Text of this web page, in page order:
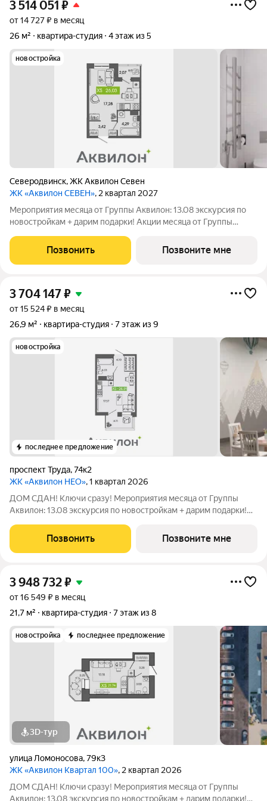
3 514 051 ₽
от 14 727 ₽ в месяц
26 м²
квартира-студия 4 этаж из 5
новостройка
Северодвинск,ЖК Аквилон Севен
ЖК «Аквилон СЕВЕН», 2 квартал 2027
Мероприятия месяца от Группы Аквилон: 13.08 экскурсия по
новостройкам + дарим подарки! Акции месяца от Группы
ВЗНОС в августе! СКИДКИ до 2 млн ! Комфортные программы
рассрочки от Застройщика!
Позвонить Позвоните мне
3 704 147₽
от 15 524 ₽ в месяц
26,9 м²
квартира-студия 7 этаж из 9
новостройка
последнее предложение
проспект Труда,74к2
ЖК «Аквилон НЕО», 1 квартал 2026
ДОМ СДАН! Ключи сразу! Мероприятия месяца от Группы
Аквилон: 13.08 экскурсия по новостройкам + дарим подарки!
рассрочка! Рассрочка на ПЕРВЫЙ ВЗНОС в августе! СКИДКИ
до 35%! Комфортные программы рассрочки
Позвонить Позвоните мне
3 948 732₽
от 16 549 ₽ в месяц
21,7 м²
квартира-студия 7 этаж из 8
новостройка последнее предложение
3D-тур
улица Ломоносова,79к3
ЖК «Аквилон Квартал 100», 2 квартал 2026
ДОМ СДАН! Ключи сразу! Мероприятия месяца от Группы
Аквилон: 13.08 экскурсия по новостройкам + дарим подарки!